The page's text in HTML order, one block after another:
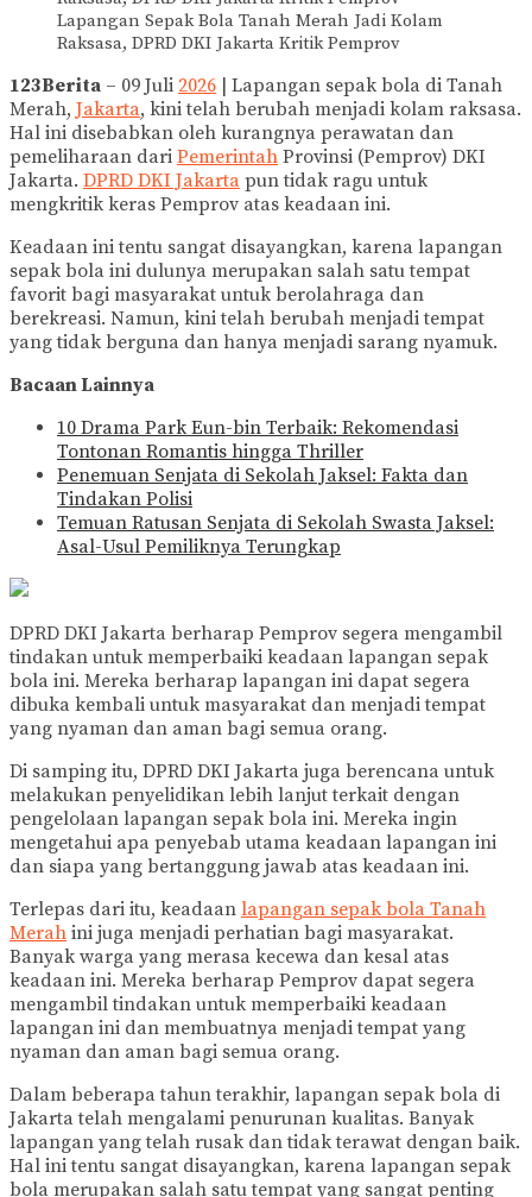
Lapangan Sepak Bola Tanah Merah Jadi Kolam
Raksasa, DPRD DKI Jakarta Kritik Pemprov
123Berita – 09 Juli 2026 | Lapangan sepak bola di Tanah
Merah, Jakarta, kini telah berubah menjadi kolam raksasa.
Hal ini disebabkan oleh kurangnya perawatan dan
pemeliharaan dari Pemerintah Provinsi (Pemprov) DKI
Jakarta. DPRD DKI Jakarta pun tidak ragu untuk
mengkritik keras Pemprov atas keadaan ini.
Keadaan ini tentu sangat disayangkan, karena lapangan
sepak bola ini dulunya merupakan salah satu tempat
favorit bagi masyarakat untuk berolahraga dan
berekreasi. Namun, kini telah berubah menjadi tempat
yang tidak berguna dan hanya menjadi sarang nyamuk.
Bacaan Lainnya
10 Drama Park Eun-bin Terbaik: Rekomendasi
Tontonan Romantis hingga Thriller
Penemuan Senjata di Sekolah Jaksel: Fakta dan
Tindakan Polisi
Temuan Ratusan Senjata di Sekolah Swasta Jaksel:
Asal-Usul Pemiliknya Terungkap
DPRD DKI Jakarta berharap Pemprov segera mengambil
tindakan untuk memperbaiki keadaan lapangan sepak
bola ini. Mereka berharap lapangan ini dapat segera
dibuka kembali untuk masyarakat dan menjadi tempat
yang nyaman dan aman bagi semua orang.
Di samping itu, DPRD DKI Jakarta juga berencana untuk
melakukan penyelidikan lebih lanjut terkait dengan
pengelolaan lapangan sepak bola ini. Mereka ingin
mengetahui apa penyebab utama keadaan lapangan ini
dan siapa yang bertanggung jawab atas keadaan ini.
Terlepas dari itu, keadaan lapangan sepak bola Tanah
Merah ini juga menjadi perhatian bagi masyarakat.
Banyak warga yang merasa kecewa dan kesal atas
keadaan ini. Mereka berharap Pemprov dapat segera
mengambil tindakan untuk memperbaiki keadaan
lapangan ini dan membuatnya menjadi tempat yang
nyaman dan aman bagi semua orang.
Dalam beberapa tahun terakhir, lapangan sepak bola di
Jakarta telah mengalami penurunan kualitas. Banyak
lapangan yang telah rusak dan tidak terawat dengan baik.
Hal ini tentu sangat disayangkan, karena lapangan sepak
bola merupakan salah satu tempat yang sangat penting